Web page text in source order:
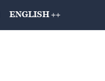
ENGLISH ++